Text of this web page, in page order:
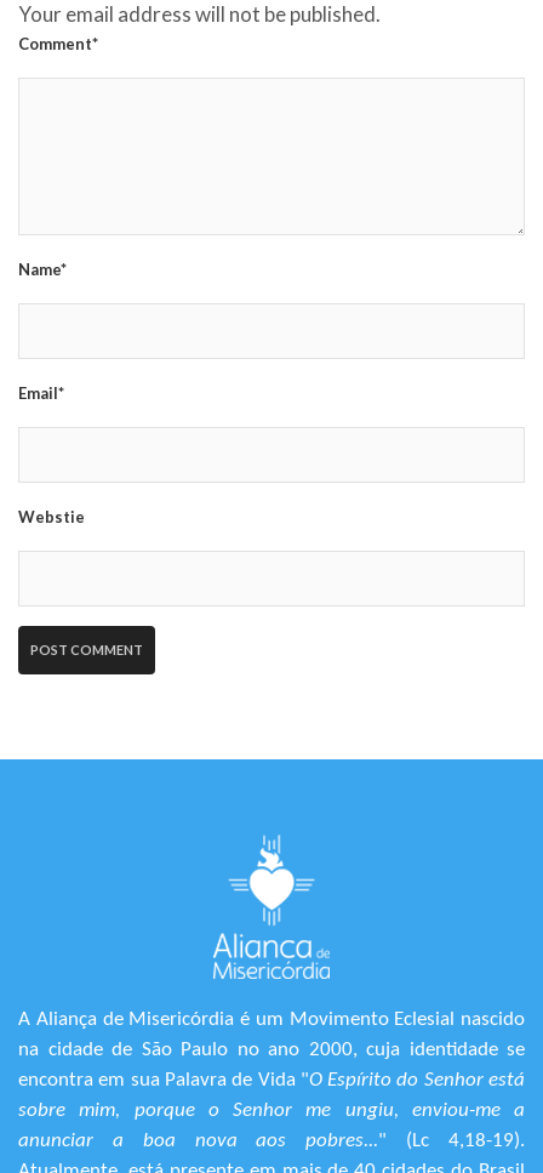
Your email address will not be published.
Comment*
Name*
Email*
Webstie
A Aliança de Misericórdia é um Movimento Eclesial nascido
na cidade de São Paulo no ano 2000, cuja identidade se
encontra em sua Palavra de Vida "O Espírito do Senhor está
sobre mim, porque o Senhor me ungiu, enviou-me a
anunciar a boa nova aos pobres..." (Lc 4,18-19).